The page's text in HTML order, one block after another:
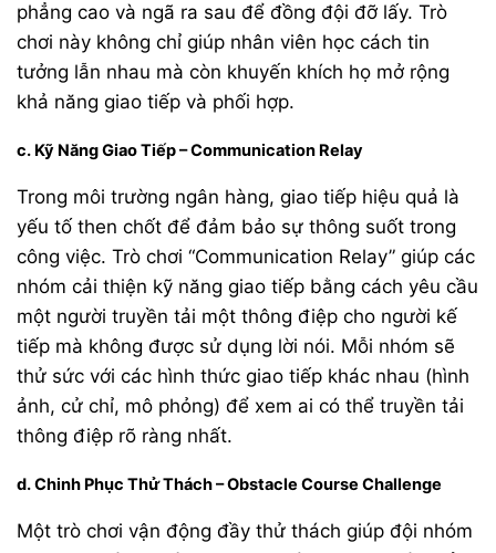
phẳng cao và ngã ra sau để đồng đội đỡ lấy. Trò
chơi này không chỉ giúp nhân viên học cách tin
tưởng lẫn nhau mà còn khuyến khích họ mở rộng
khả năng giao tiếp và phối hợp.
c. Kỹ Năng Giao Tiếp – Communication Relay
Trong môi trường ngân hàng, giao tiếp hiệu quả là
yếu tố then chốt để đảm bảo sự thông suốt trong
công việc. Trò chơi “Communication Relay” giúp các
nhóm cải thiện kỹ năng giao tiếp bằng cách yêu cầu
một người truyền tải một thông điệp cho người kế
tiếp mà không được sử dụng lời nói. Mỗi nhóm sẽ
thử sức với các hình thức giao tiếp khác nhau (hình
ảnh, cử chỉ, mô phỏng) để xem ai có thể truyền tải
thông điệp rõ ràng nhất.
d. Chinh Phục Thử Thách – Obstacle Course Challenge
Một trò chơi vận động đầy thử thách giúp đội nhóm